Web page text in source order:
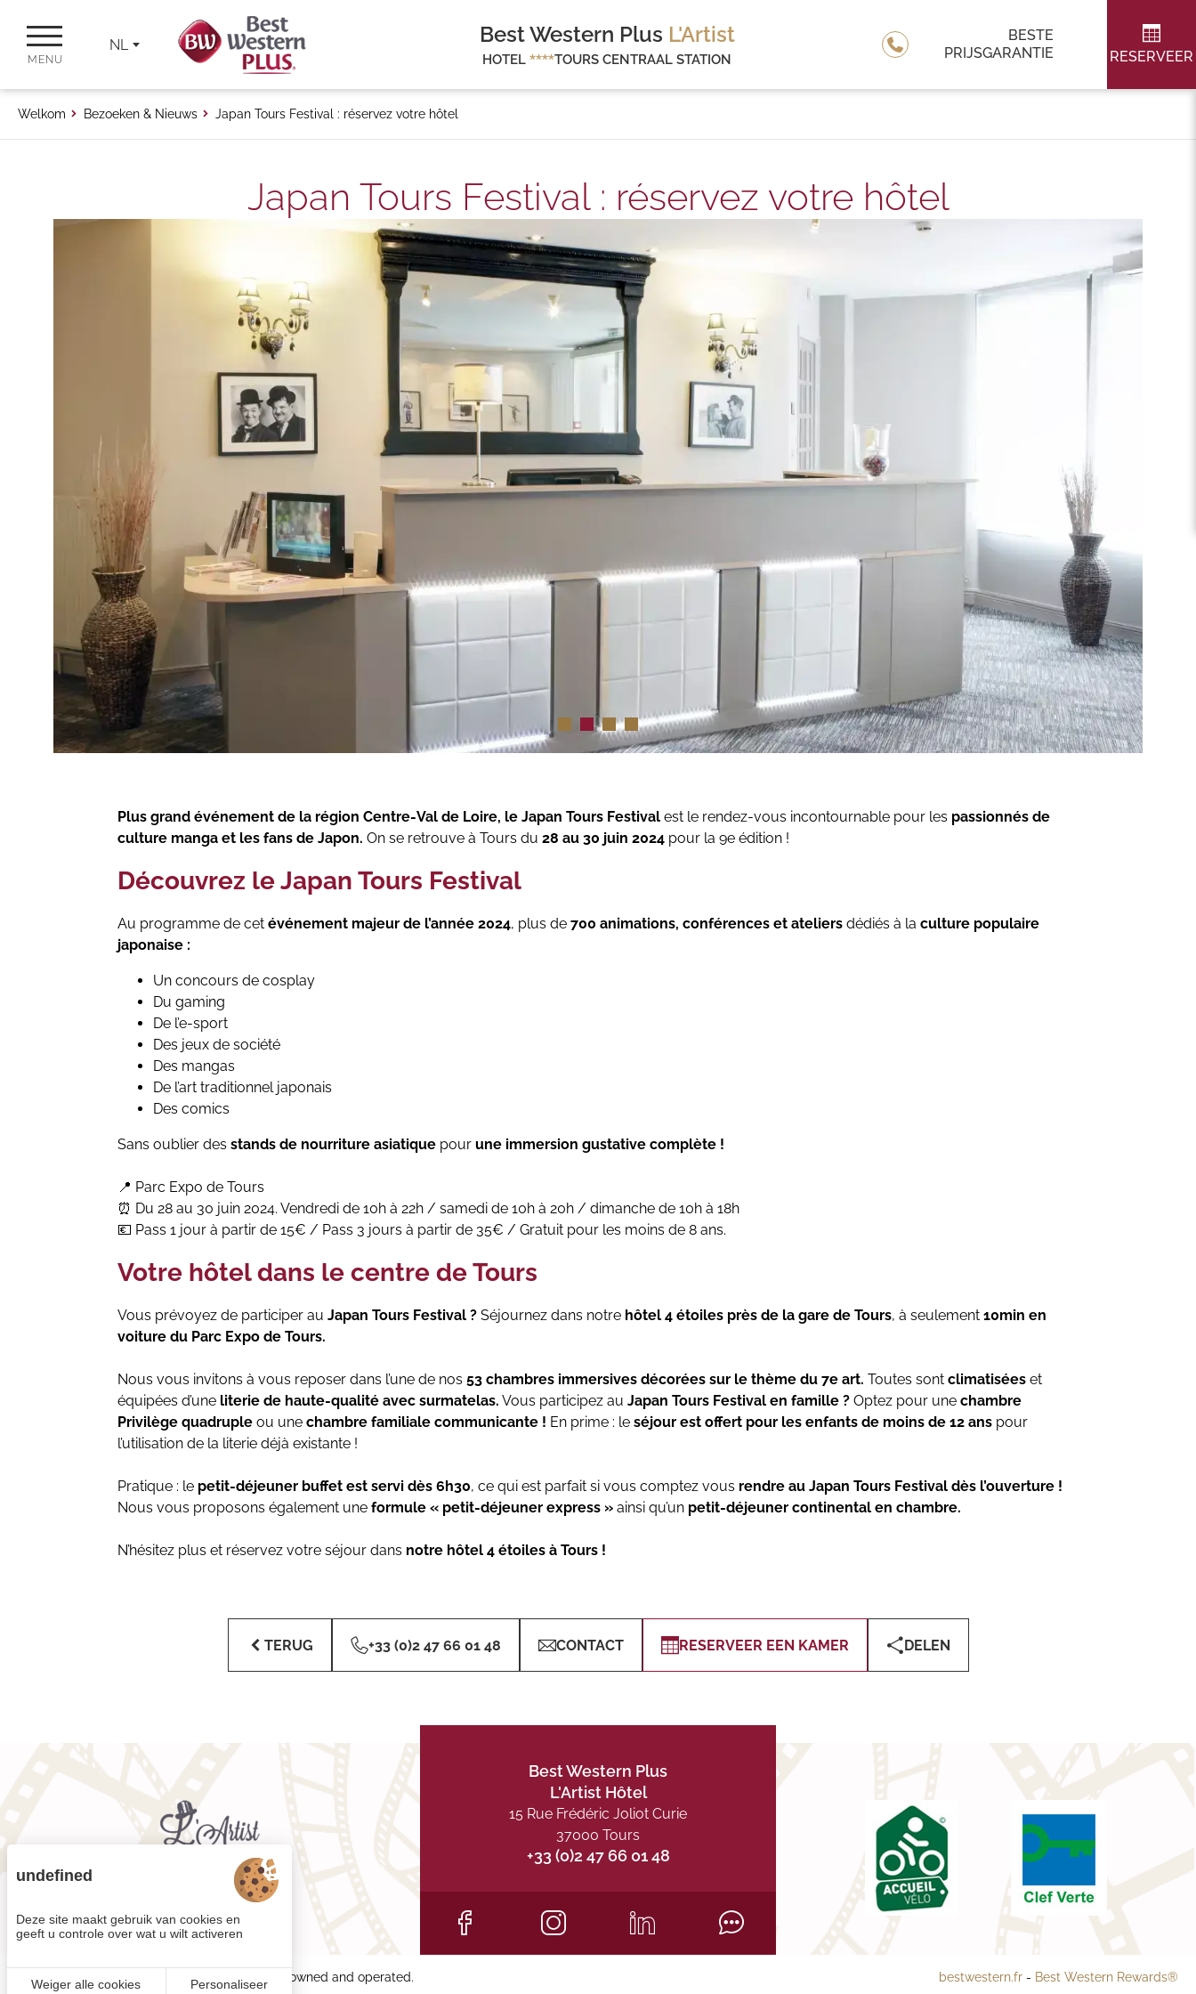
MENU
NL Best Western Plus L'Artist
HOTEL ****TOURS CENTRAAL STATION
BESTE
PRIJSGARANTIE
RESERVEER
Welkom Bezoeken & Nieuws Japan Tours Festival : réservez votre hôtel
Japan Tours Festival : réservez votre hôtel
Plus grand événement de la région Centre-Val de Loire, le Japan Tours Festival est le rendez-vous incontournable pour les passionnés de
culture manga et les fans de Japon. On se retrouve à Tours du 28 au 30 juin 2024 pour la 9e édition !
Découvrez le Japan Tours Festival
Au programme de cet événement majeur de l’année 2024, plus de 700 animations, conférences et ateliers dédiés à la culture populaire
japonaise :
Un concours de cosplay
Du gaming
De l’e-sport
Des jeux de société
Des mangas
De l’art traditionnel japonais
Des comics
Sans oublier des stands de nourriture asiatique pour une immersion gustative complète !
📍 Parc Expo de Tours
⏰ Du 28 au 30 juin 2024. Vendredi de 10h à 22h / samedi de 10h à 20h / dimanche de 10h à 18h
💶 Pass 1 jour à partir de 15€ / Pass 3 jours à partir de 35€ / Gratuit pour les moins de 8 ans.
Votre hôtel dans le centre de Tours
Vous prévoyez de participer au Japan Tours Festival ? Séjournez dans notre hôtel 4 étoiles près de la gare de Tours, à seulement 10min en
voiture du Parc Expo de Tours.
Nous vous invitons à vous reposer dans l’une de nos 53 chambres immersives décorées sur le thème du 7e art. Toutes sont climatisées et
équipées d’une literie de haute-qualité avec surmatelas. Vous participez au Japan Tours Festival en famille ? Optez pour une chambre
Privilège quadruple ou une chambre familiale communicante ! En prime : le séjour est offert pour les enfants de moins de 12 ans pour
l’utilisation de la literie déjà existante !
Pratique : le petit-déjeuner buffet est servi dès 6h30, ce qui est parfait si vous comptez vous rendre au Japan Tours Festival dès l’ouverture !
Nous vous proposons également une formule « petit-déjeuner express » ainsi qu’un petit-déjeuner continental en chambre.
N’hésitez plus et réservez votre séjour dans notre hôtel 4 étoiles à Tours !
TERUG +33 (0)2 47 66 01 48 CONTACT RESERVEER EEN KAMER DELEN
Best Western Plus
L'Artist Hôtel
15 Rue Frédéric Joliot Curie
37000 Tours
+33 (0)2 47 66 01 48
Each BWH℠ Hotels property is independently owned and operated. bestwestern.fr - Best Western Rewards®
undefined
Deze site maakt gebruik van cookies en
geeft u controle over wat u wilt activeren
Weiger alle cookies Personaliseer